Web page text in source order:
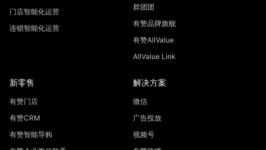
门店智能化运营
连锁智能化运营
群团团
有赞品牌旗舰
有赞AllValue
AllValue Link
新零售
有赞门店
有赞CRM
有赞智能导购
解决方案
微信
广告投放
视频号